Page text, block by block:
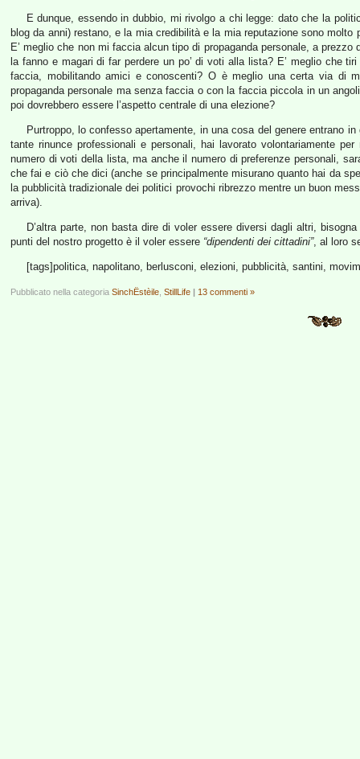
E dunque, essendo in dubbio, mi rivolgo a chi legge: dato che la
blog da anni) restano, e la mia credibilità e la mia reputazione sono
E’ meglio che non mi faccia alcun tipo di propaganda personale, a
la fanno e magari di far perdere un po’ di voti alla lista? E’ meglio che
faccia, mobilitando amici e conoscenti? O è meglio una certa via di
propaganda personale ma senza faccia o con la faccia piccola in un
poi dovrebbero essere l’aspetto centrale di una elezione?
Purtroppo, lo confesso apertamente, in una cosa del genere entrano
tante rinunce professionali e personali, hai lavorato volontariamente
numero di voti della lista, ma anche il numero di preferenze personali,
che fai e ciò che dici (anche se principalmente misurano quanto hai da
la pubblicità tradizionale dei politici provochi ribrezzo mentre un buon
arriva).
D’altra parte, non basta dire di voler essere diversi dagli altri,
punti del nostro progetto è il voler essere “dipendenti dei cittadini”, al loro
[tags]politica, napolitano, berlusconi, elezioni, pubblicità, santini,
Pubblicato nella categoria SinchËstèile StillLife | 13 commenti »